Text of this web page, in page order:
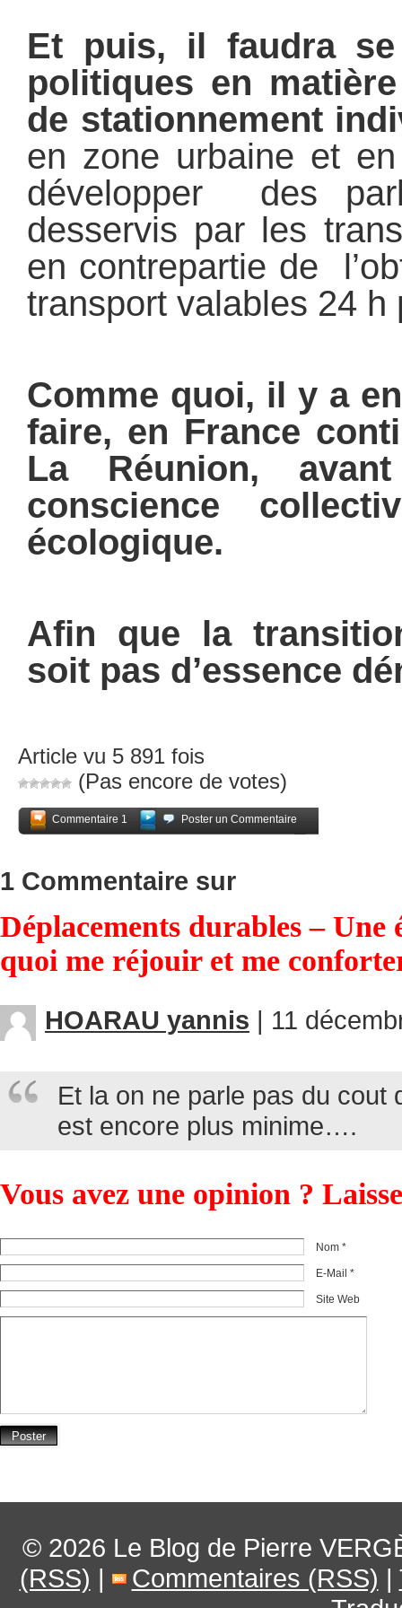
Et puis, il faudra
politiques en
de stationnement
en zone urbaine et
développer des
desservis par les
en contrepartie de
transport valables 24 h
Comme quoi, il y a
faire, en France
La Réunion,
conscience
écologique.
Afin que la
soit pas d’essence
Article vu 5 891 fois
(Pas encore de votes)
Commentaire 1
Poster un Commentaire
1 Commentaire sur
Déplacements durables –
quoi me réjouir et me
HOARAU yannis | 11
Et la on ne parle pas du cout
est encore plus minime….
Vous avez une opinion ?
Nom *
E-Mail *
Site Web
© 2026 Le Blog de Pierre
(RSS) | Commentaires (RSS) |